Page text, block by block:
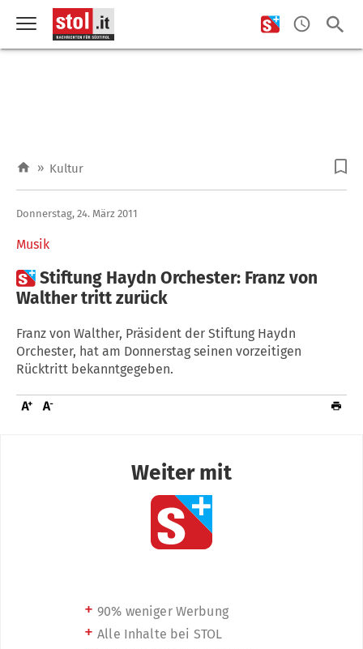
» Kultur
Musik
Donnerstag, 24. März 2011
Stiftung Haydn Orchester: Franz von
Walther tritt zurück
Franz von Walther, Präsident der Stiftung Haydn
Orchester, hat am Donnerstag seinen vorzeitigen
Rücktritt bekanntgegeben.